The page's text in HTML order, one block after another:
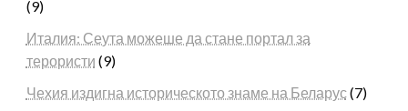
(9)
Италия: Сеута можеше да стане портал за
терористи (9)
Чехия издигна историческото знаме на Беларус(7)